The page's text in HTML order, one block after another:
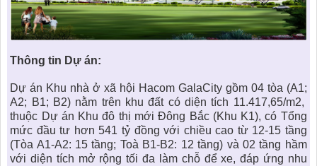
Thông tin Dự án:
Dự án Khu nhà ở xã hội Hacom GalaCity gồm 04 tòa (A1;
A2; B1; B2) nằm trên khu đất có diện tích 11.417,65/m2,
thuộc Dự án Khu đô thị mới Đông Bắc (Khu K1), có Tổng
mức đầu tư hơn 541 tỷ đồng với chiều cao từ 12-15 tầng
(Tòa A1-A2: 15 tầng; Toà B1-B2: 12 tầng) và 02 tầng hầm
với diện tích mở rộng tối đa làm chỗ để xe, đáp ứng nhu